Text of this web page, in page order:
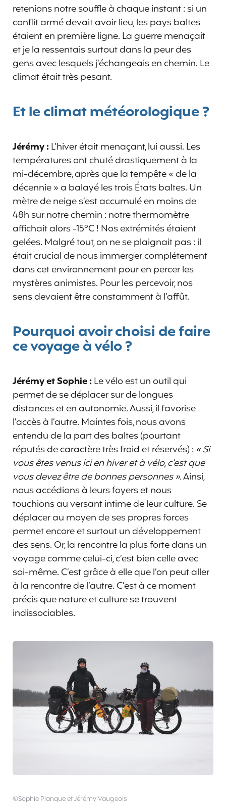
retenions notre souffle à chaque instant : si un
conflit armé devait avoir lieu, les pays baltes
étaient en première ligne. La guerre menaçait
et je la ressentais surtout dans la peur des
gens avec lesquels j’échangeais en chemin. Le
climat était très pesant.
Et le climat météorologique ?
Jérémy :L’hiver était menaçant, lui aussi. Les
températures ont chuté drastiquement à la
mi-décembre, après que la tempête « de la
décennie » a balayé les trois États baltes. Un
mètre de neige s’est accumulé en moins de
48h sur notre chemin : notre thermomètre
affichait alors -15°C ! Nos extrémités étaient
gelées. Malgré tout, on ne se plaignait pas : il
était crucial de nous immerger complétement
dans cet environnement pour en percer les
mystères animistes. Pour les percevoir, nos
sens devaient être constamment à l’affût.
Pourquoi avoir choisi de faire
ce voyage à vélo ?
Jérémy et Sophie :Le vélo est un outil qui
permet de se déplacer sur de longues
distances et en autonomie. Aussi, il favorise
l’accès à l’autre. Maintes fois, nous avons
entendu de la part des baltes (pourtant
réputés de caractère très froid et réservés) : « Si
vous êtes venus ici en hiver et à vélo, c’est que
vous devez être de bonnes personnes ».Ainsi,
nous accédions à leurs foyers et nous
touchions au versant intime de leur culture. Se
déplacer au moyen de ses propres forces
permet encore et surtout un développement
des sens. Or, la rencontre la plus forte dans un
voyage comme celui-ci, c’est bien celle avec
soi-même. C’est grâce à elle que l’on peut aller
à la rencontre de l’autre. C’est à ce moment
précis que nature et culture se trouvent
indissociables.
©Sophie Planque et Jérémy Vaugeois